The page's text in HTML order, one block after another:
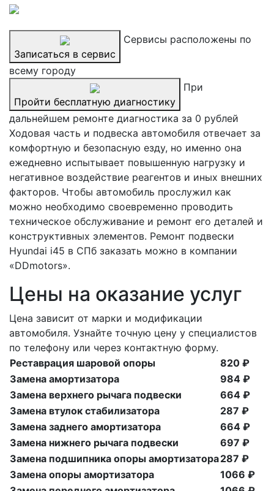
Записаться в сервис
Сервисы расположены по
всему городу
Пройти бесплатную диагностику
При
дальнейшем ремонте диагностика за 0 рублей
Ходовая часть и подвеска автомобиля отвечает за
комфортную и безопасную езду, но именно она
ежедневно испытывает повышенную нагрузку и
негативное воздействие реагентов и иных внешних
факторов. Чтобы автомобиль прослужил как
можно необходимо своевременно проводить
техническое обслуживание и ремонт его деталей и
конструктивных элементов. Ремонт подвески
Hyundai i45 в СПб заказать можно в компании
«DDmotors».
Цены на оказание услуг
Цена зависит от марки и модификации
автомобиля. Узнайте точную цену у специалистов
по телефону или через контактную форму.
Реставрация шаровой опоры
820 ₽
Замена амортизатора
984 ₽
Замена верхнего рычага подвески
664 ₽
Замена втулок стабилизатора
287 ₽
Замена заднего амортизатора
664 ₽
Замена нижнего рычага подвески
697 ₽
Замена подшипника опоры амортизатора287 ₽
Замена опоры амортизатора
1066 ₽